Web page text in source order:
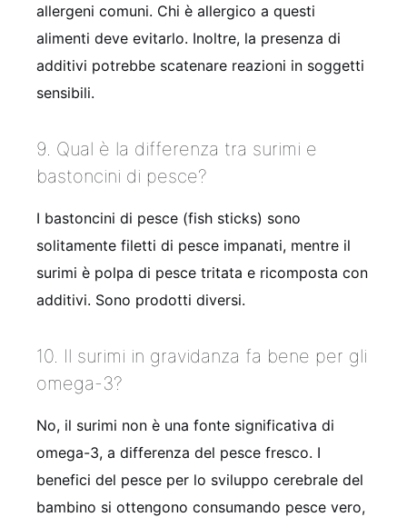
allergeni comuni. Chi è allergico a questi
alimenti deve evitarlo. Inoltre, la presenza di
additivi potrebbe scatenare reazioni in soggetti
sensibili.
9. Qual è la differenza tra surimi e
bastoncini di pesce?
I bastoncini di pesce (fish sticks) sono
solitamente filetti di pesce impanati, mentre il
surimi è polpa di pesce tritata e ricomposta con
additivi. Sono prodotti diversi.
10. Il surimi in gravidanza fa bene per gli
omega-3?
No, il surimi non è una fonte significativa di
omega-3, a differenza del pesce fresco. I
benefici del pesce per lo sviluppo cerebrale del
bambino si ottengono consumando pesce vero,